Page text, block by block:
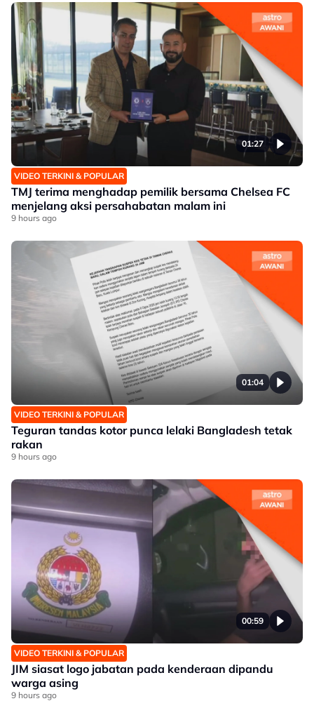
01:27
VIDEO TERKINI & POPULAR
TMJ terima menghadap pemilik bersama Chelsea FC
menjelang aksi persahabatan malam ini
9 hours ago
01:04
VIDEO TERKINI & POPULAR
Teguran tandas kotor punca lelaki Bangladesh tetak
rakan
9 hours ago
00:59
VIDEO TERKINI & POPULAR
JIM siasat logo jabatan pada kenderaan dipandu
warga asing
9 hours ago